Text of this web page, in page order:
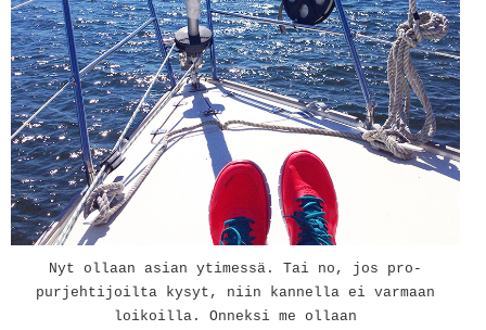
Nyt ollaan asian ytimessä. Tai no, jos pro-
purjehtijoilta kysyt, niin kannella ei varmaan
loikoilla. Onneksi me ollaan